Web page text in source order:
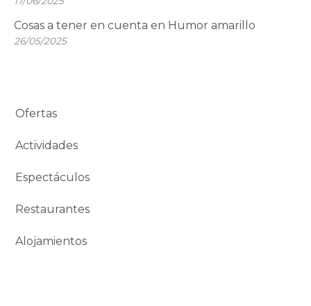
Cosas a tener en cuenta en Humor amarillo
26/05/2025
Ofertas
Actividades
Espectáculos
Restaurantes
Alojamientos